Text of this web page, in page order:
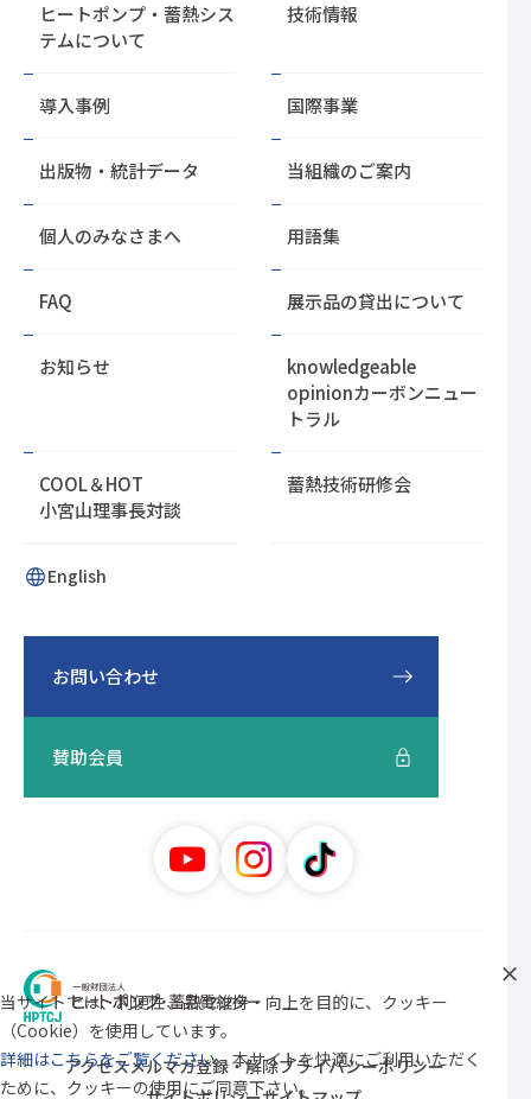
ヒートポンプ・蓄熱シス
テムについて
技術情報
導入事例 国際事業
出版物・統計データ 当組織のご案内
個人のみなさまへ 用語集
FAQ 展示品の貸出について
お知らせ
knowledgeable
opinionカーボンニュー
トラル
COOL＆HOT
小宮山理事長対談
蓄熱技術研修会
English
お問い合わせ
賛助会員
アクセスメルマガ登録・解除プライバシーポリシー
当サイトでは、利便性、品質維持・向上を目的に、クッキー
（Cookie）を使用しています。
詳細はこちらをご覧ください。本サイトを快適にご利用いただく
ために、クッキーの使用にご同意下さい。